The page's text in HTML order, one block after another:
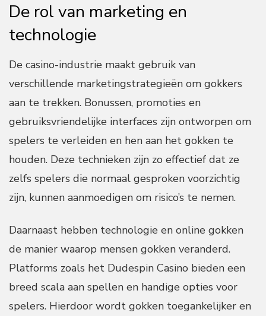
De rol van marketing en
technologie
De casino-industrie maakt gebruik van
verschillende marketingstrategieën om gokkers
aan te trekken. Bonussen, promoties en
gebruiksvriendelijke interfaces zijn ontworpen om
spelers te verleiden en hen aan het gokken te
houden. Deze technieken zijn zo effectief dat ze
zelfs spelers die normaal gesproken voorzichtig
zijn, kunnen aanmoedigen om risico’s te nemen.
Daarnaast hebben technologie en online gokken
de manier waarop mensen gokken veranderd.
Platforms zoals het Dudespin Casino bieden een
breed scala aan spellen en handige opties voor
spelers. Hierdoor wordt gokken toegankelijker en